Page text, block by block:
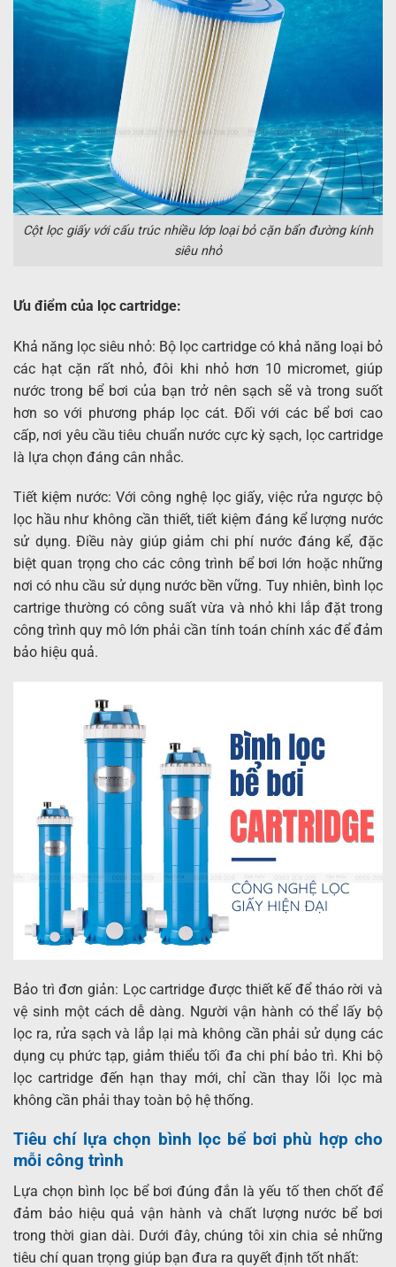
Cột lọc giấy với cấu trúc nhiều lớp loại bỏ cặn bẩn đường kính
siêu nhỏ
Ưu điểm của lọc cartridge:
Khả năng lọc siêu nhỏ: Bộ lọc cartridge có khả năng loại bỏ
các hạt cặn rất nhỏ, đôi khi nhỏ hơn 10 micromet, giúp
nước trong bể bơi của bạn trở nên sạch sẽ và trong suốt
hơn so với phương pháp lọc cát. Đối với các bể bơi cao
cấp, nơi yêu cầu tiêu chuẩn nước cực kỳ sạch, lọc cartridge
là lựa chọn đáng cân nhắc.
Tiết kiệm nước: Với công nghệ lọc giấy, việc rửa ngược bộ
lọc hầu như không cần thiết, tiết kiệm đáng kể lượng nước
sử dụng. Điều này giúp giảm chi phí nước đáng kể, đặc
biệt quan trọng cho các công trình bể bơi lớn hoặc những
nơi có nhu cầu sử dụng nước bền vững. Tuy nhiên, bình lọc
cartrige thường có công suất vừa và nhỏ khi lắp đặt trong
công trình quy mô lớn phải cần tính toán chính xác để đảm
bảo hiệu quả.
Bảo trì đơn giản: Lọc cartridge được thiết kế để tháo rời và
vệ sinh một cách dễ dàng. Người vận hành có thể lấy bộ
lọc ra, rửa sạch và lắp lại mà không cần phải sử dụng các
dụng cụ phức tạp, giảm thiểu tối đa chi phí bảo trì. Khi bộ
lọc cartridge đến hạn thay mới, chỉ cần thay lõi lọc mà
không cần phải thay toàn bộ hệ thống.
Tiêu chí lựa chọn bình lọc bể bơi phù hợp cho
mỗi công trình
Lựa chọn bình lọc bể bơi đúng đắn là yếu tố then chốt để
đảm bảo hiệu quả vận hành và chất lượng nước bể bơi
trong thời gian dài. Dưới đây, chúng tôi xin chia sẻ những
tiêu chí quan trọng giúp bạn đưa ra quyết định tốt nhất: